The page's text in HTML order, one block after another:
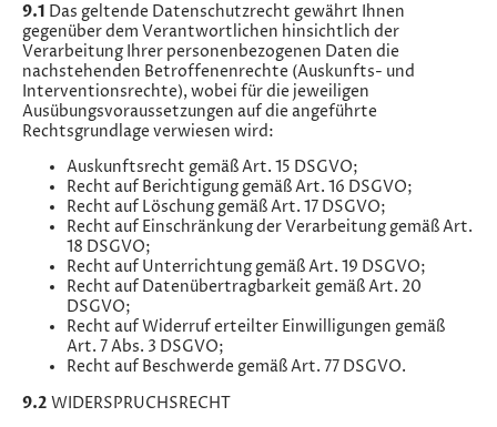
9.1 Das geltende Datenschutzrecht gewährt Ihnen
gegenüber dem Verantwortlichen hinsichtlich der
Verarbeitung Ihrer personenbezogenen Daten die
nachstehenden Betroffenenrechte (Auskunfts- und
Interventionsrechte), wobei für die jeweiligen
Ausübungsvoraussetzungen auf die angeführte
Rechtsgrundlage verwiesen wird:
Auskunftsrecht gemäß Art. 15 DSGVO;
Recht auf Berichtigung gemäß Art. 16 DSGVO;
Recht auf Löschung gemäß Art. 17 DSGVO;
Recht auf Einschränkung der Verarbeitung gemäß Art.
18 DSGVO;
Recht auf Unterrichtung gemäß Art. 19 DSGVO;
Recht auf Datenübertragbarkeit gemäß Art. 20
DSGVO;
Recht auf Widerruf erteilter Einwilligungen gemäß
Art. 7 Abs. 3 DSGVO;
Recht auf Beschwerde gemäß Art. 77 DSGVO.
9.2 WIDERSPRUCHSRECHT